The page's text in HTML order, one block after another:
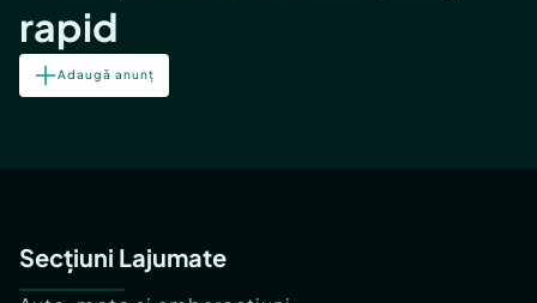
rapid
Adaugă anunț
Secțiuni Lajumate